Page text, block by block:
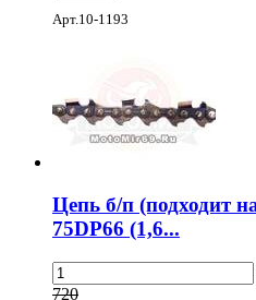
Арт.10-1193
Цепь б/п
75DP66 (1,6...
720